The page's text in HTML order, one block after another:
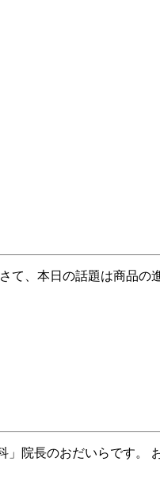
、本日の話題は商品
院長のおだいらです。